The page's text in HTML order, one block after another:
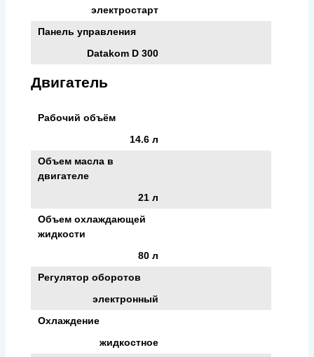
электростарт
Панель управления
Datakom D 300
Двигатель
Рабочий объём
14.6 л
Объем масла в
двигателе
21 л
Объем охлаждающей
жидкости
80 л
Регулятор оборотов
электронный
Охлаждение
жидкостное